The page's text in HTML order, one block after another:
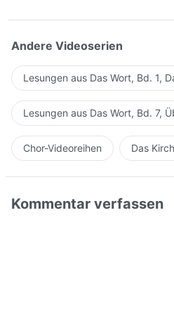
Andere Videoserien
Lesungen aus Das Wort, Bd. 1,
Lesungen aus Das Wort, Bd. 7,
Chor-Videoreihen Das
Kommentar verfassen